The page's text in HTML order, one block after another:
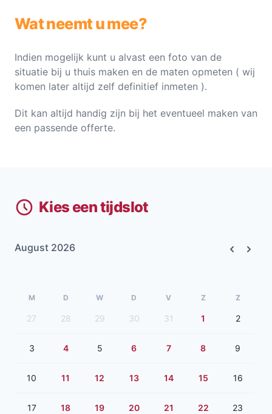
Wat neemt u mee?
Indien mogelijk kunt u alvast een foto van de
situatie bij u thuis maken en de maten opmeten ( wij
komen later altijd zelf definitief inmeten ).
Dit kan altijd handig zijn bij het eventueel maken van
een passende offerte.
Kies een tijdslot
August 2026
M D W D V Z Z
27 28 29 30 31 1 2
3 4 5 6 7 8 9
10 11 12 13 14 15 16
17 18 19 20 21 22 23